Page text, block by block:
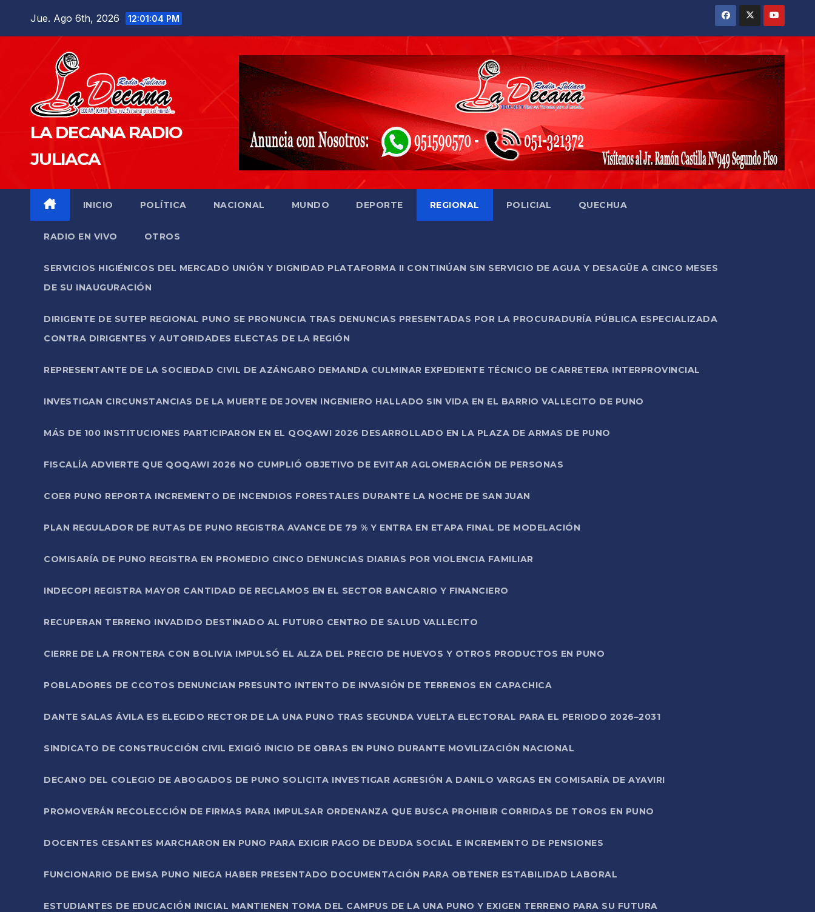
Jue. Ago 6th, 2026 12:01:05 PM
LA DECANA RADIO
JULIACA
INICIO POLÍTICA NACIONAL MUNDO DEPORTE REGIONAL POLICIAL QUECHUA
RADIO EN VIVO OTROS
SERVICIOS HIGIÉNICOS DEL MERCADO UNIÓN Y DIGNIDAD PLATAFORMA II CONTINÚAN SIN SERVICIO DE AGUA Y DESAGÜE A CINCO MESES
DE SU INAUGURACIÓN
DIRIGENTE DE SUTEP REGIONAL PUNO SE PRONUNCIA TRAS DENUNCIAS PRESENTADAS POR LA PROCURADURÍA PÚBLICA ESPECIALIZADA
CONTRA DIRIGENTES Y AUTORIDADES ELECTAS DE LA REGIÓN
REPRESENTANTE DE LA SOCIEDAD CIVIL DE AZÁNGARO DEMANDA CULMINAR EXPEDIENTE TÉCNICO DE CARRETERA INTERPROVINCIAL
INVESTIGAN CIRCUNSTANCIAS DE LA MUERTE DE JOVEN INGENIERO HALLADO SIN VIDA EN EL BARRIO VALLECITO DE PUNO
MÁS DE 100 INSTITUCIONES PARTICIPARON EN EL QOQAWI 2026 DESARROLLADO EN LA PLAZA DE ARMAS DE PUNO
FISCALÍA ADVIERTE QUE QOQAWI 2026 NO CUMPLIÓ OBJETIVO DE EVITAR AGLOMERACIÓN DE PERSONAS
COER PUNO REPORTA INCREMENTO DE INCENDIOS FORESTALES DURANTE LA NOCHE DE SAN JUAN
PLAN REGULADOR DE RUTAS DE PUNO REGISTRA AVANCE DE 79 % Y ENTRA EN ETAPA FINAL DE MODELACIÓN
COMISARÍA DE PUNO REGISTRA EN PROMEDIO CINCO DENUNCIAS DIARIAS POR VIOLENCIA FAMILIAR
INDECOPI REGISTRA MAYOR CANTIDAD DE RECLAMOS EN EL SECTOR BANCARIO Y FINANCIERO
RECUPERAN TERRENO INVADIDO DESTINADO AL FUTURO CENTRO DE SALUD VALLECITO
CIERRE DE LA FRONTERA CON BOLIVIA IMPULSÓ EL ALZA DEL PRECIO DE HUEVOS Y OTROS PRODUCTOS EN PUNO
POBLADORES DE CCOTOS DENUNCIAN PRESUNTO INTENTO DE INVASIÓN DE TERRENOS EN CAPACHICA
DANTE SALAS ÁVILA ES ELEGIDO RECTOR DE LA UNA PUNO TRAS SEGUNDA VUELTA ELECTORAL PARA EL PERIODO 2026–2031
SINDICATO DE CONSTRUCCIÓN CIVIL EXIGIÓ INICIO DE OBRAS EN PUNO DURANTE MOVILIZACIÓN NACIONAL
DECANO DEL COLEGIO DE ABOGADOS DE PUNO SOLICITA INVESTIGAR AGRESIÓN A DANILO VARGAS EN COMISARÍA DE AYAVIRI
PROMOVERÁN RECOLECCIÓN DE FIRMAS PARA IMPULSAR ORDENANZA QUE BUSCA PROHIBIR CORRIDAS DE TOROS EN PUNO
DOCENTES CESANTES MARCHARON EN PUNO PARA EXIGIR PAGO DE DEUDA SOCIAL E INCREMENTO DE PENSIONES
FUNCIONARIO DE EMSA PUNO NIEGA HABER PRESENTADO DOCUMENTACIÓN PARA OBTENER ESTABILIDAD LABORAL
ESTUDIANTES DE EDUCACIÓN INICIAL MANTIENEN TOMA DEL CAMPUS DE LA UNA PUNO Y EXIGEN TERRENO PARA SU FUTURA